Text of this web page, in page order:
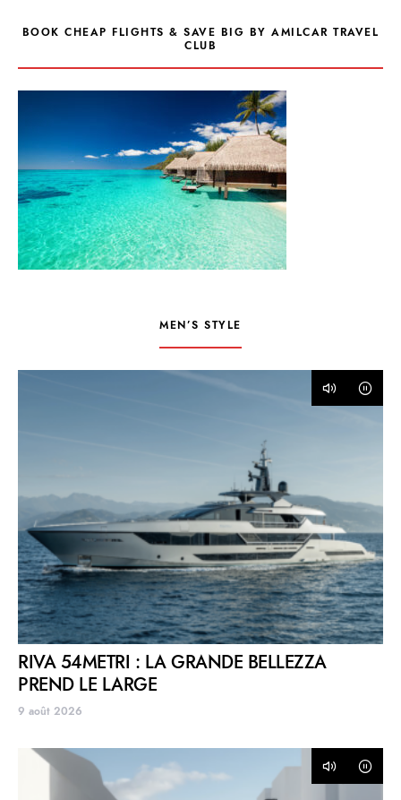
BOOK CHEAP FLIGHTS & SAVE BIG BY AMILCAR TRAVEL
CLUB
MEN’S STYLE
RIVA 54METRI : LA GRANDE BELLEZZA
PREND LE LARGE
9 août 2026